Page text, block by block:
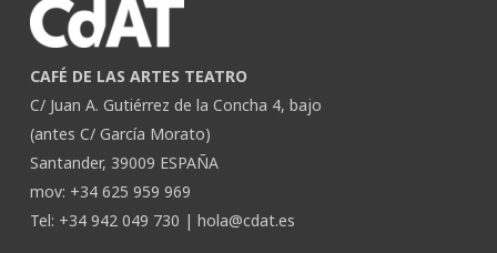
CAFÉ DE LAS ARTES TEATRO
C/ Juan A. Gutiérrez de la Concha 4, bajo
(antes C/ García Morato)
Santander, 39009 ESPAÑA
mov: +34 625 959 969
Tel: +34 942 049 730 | hola@cdat.es